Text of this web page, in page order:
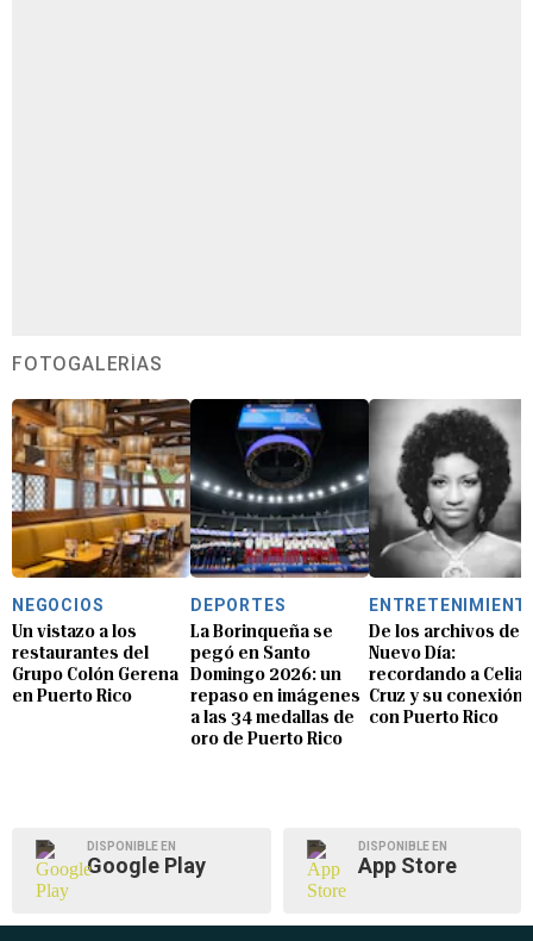
FOTOGALERÍAS
NEGOCIOS
Un vistazo a los
restaurantes del
Grupo Colón Gerena
en Puerto Rico
DEPORTES
La Borinqueña se
pegó en Santo
Domingo 2026: un
repaso en imágenes
a las 34 medallas de
oro de Puerto Rico
De los archivos de
Nuevo Día:
recordando a Celia
Cruz y su conexión
con Puerto Rico
DISPONIBLE EN
Google Play
DISPONIBLE EN
App Store